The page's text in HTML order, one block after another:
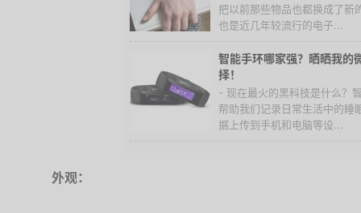
把以前那些物品也都换成了新
也是近几年较流行的电子...
智能手环哪家强？晒晒我的
择！
- 现在最火的黑科技是什么？
帮助我们记录日常生活中的睡
据上传到手机和电脑等设...
外观：